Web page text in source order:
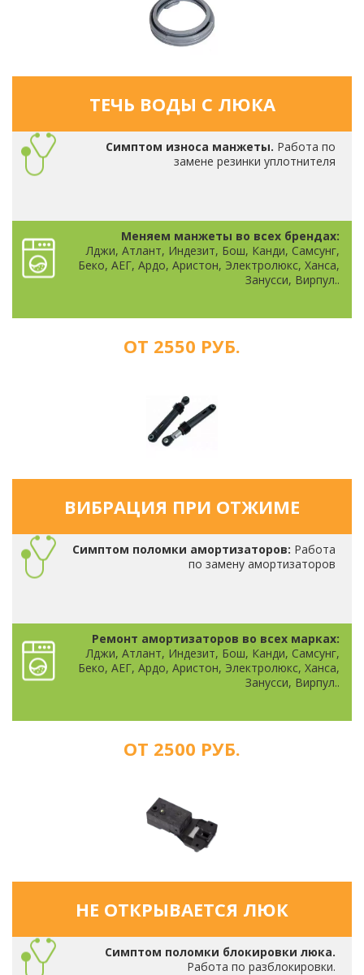
ТЕЧЬ ВОДЫ С ЛЮКА
Симптом износа манжеты. Работа по
замене резинки уплотнителя
Меняем манжеты во всех брендах:
Лджи, Атлант, Индезит, Бош, Канди, Самсунг,
Беко, АЕГ, Ардо, Аристон, Электролюкс, Ханса,
Занусси, Вирпул..
ОТ 2550 РУБ.
ВИБРАЦИЯ ПРИ ОТЖИМЕ
Симптом поломки амортизаторов: Работа
по замену амортизаторов
Ремонт амортизаторов во всех марках:
Лджи, Атлант, Индезит, Бош, Канди, Самсунг,
Беко, АЕГ, Ардо, Аристон, Электролюкс, Ханса,
Занусси, Вирпул..
ОТ 2500 РУБ.
НЕ ОТКРЫВАЕТСЯ ЛЮК
Симптом поломки блокировки люка.
Работа по разблокировки.